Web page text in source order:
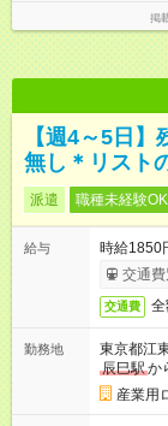
掲
【週4～5日
無し＊リスト
派遣 職種未経験OK
給与
時給1850
交通費
交通費
勤務地
東京都江
辰巳駅か
産業用